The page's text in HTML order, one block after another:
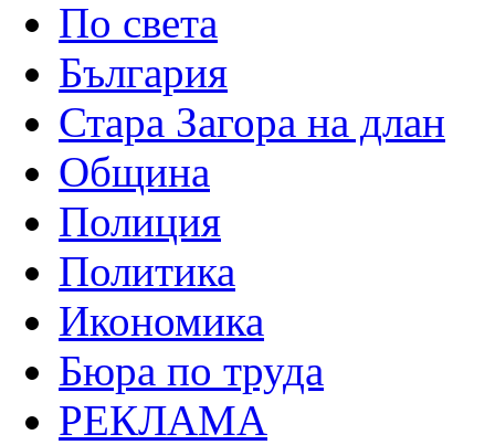
По света
България
Стара Загора на длан
Община
Полиция
Политика
Икономика
Бюра по труда
РЕКЛАМА